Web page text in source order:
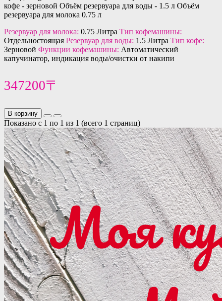
кофе - зерновой Объём резервуара для воды - 1.5 л Объём
резервуара для молока 0.75 л
Резервуар для молока: 0.75 Литра Тип кофемашины:
Отдельностоящая Резервуар для воды: 1.5 Литра Тип кофе:
Зерновой Функции кофемашины: Автоматический
капучинатор, индикация воды/очистки от накипи
347200〒
В корзину
Показано с 1 по 1 из 1 (всего 1 страниц)